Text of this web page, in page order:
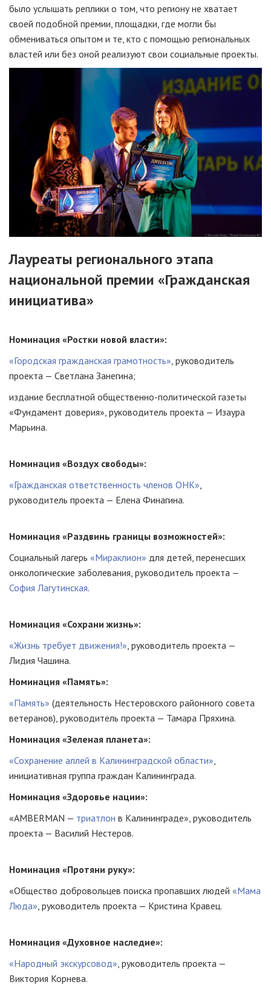
было услышать реплики о том, что региону не хватает
своей подобной премии, площадки, где могли бы
обмениваться опытом и те, кто с помощью региональных
властей или без оной реализуют свои социальные проекты.
Лауреаты регионального этапа
национальной премии «Гражданская
инициатива»
Номинация «Ростки новой власти»:
«Городская гражданская грамотность» , руководитель
проекта — Светлана Занегина;
издание бесплатной общественно-политической газеты
«Фундамент доверия», руководитель проекта — Изаура
Марьина.
Номинация «Воздух свободы»:
«Гражданская ответственность членов ОНК»
руководитель проекта — Елена Финагина.
Номинация «Раздвинь границы возможностей»:
Социальный лагерь «Мираклион» для детей, перенесших
онкологические заболевания, руководитель проекта —
София Лагутинская.
Номинация «Сохрани жизнь»:
«Жизнь требует движения!» , руководитель проекта —
Лидия Чашина.
Номинация «Память»:
«Память» (деятельность Нестеровского районного совета
ветеранов), руководитель проекта — Тамара Пряхина.
Номинация «Зеленая планета»:
«Сохранение аллей в Калининградской области»
инициативная группа граждан Калининграда.
Номинация «Здоровье нации»:
«AMBERMAN — триатлон в Калининграде», руководитель
проекта — Василий Нестеров.
Номинация «Протяни руку»:
«Общество добровольцев поиска пропавших людей «Мама
Люда» , руководитель проекта — Кристина Кравец.
Номинация «Духовное наследие»:
«Народный экскурсовод» , руководитель проекта —
Виктория Корнева.